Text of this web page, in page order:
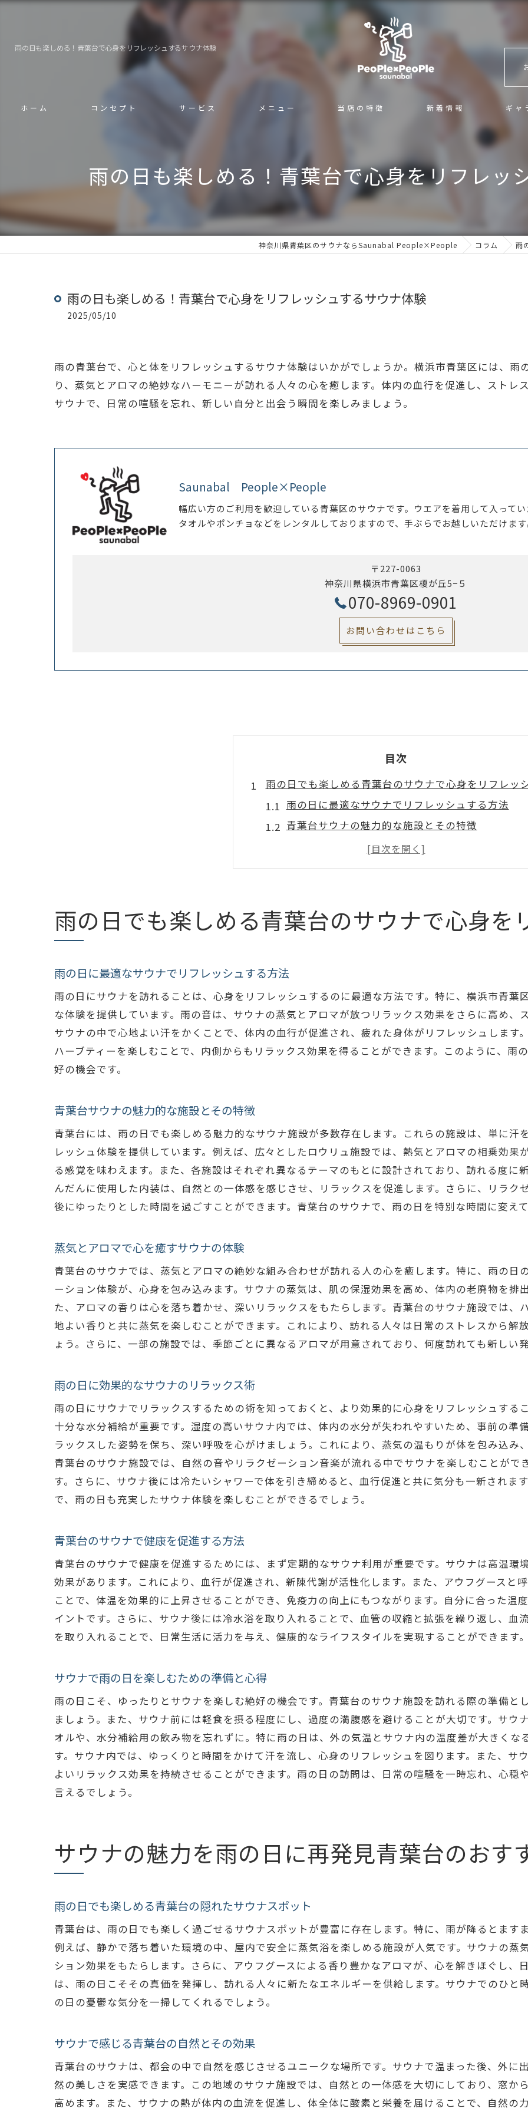
雨の日も楽しめる！青葉台で心身をリフレッシュするサウナ体験
ホーム コンセプト サービス メニュー 当店の特徴
サ活
カフェ＆バー
新着情報 ギャ
雨の日も楽しめる！青葉台で心身をリフレッ
神奈川県青葉区のサウナならSaunabal People×People コラム 雨
雨の日も楽しめる！青葉台で心身をリフレッシュするサウナ体験
2025/05/10
雨の青葉台で、心と体をリフレッシュするサウナ体験はいかがでしょうか。横浜市青葉区には、雨
り、蒸気とアロマの絶妙なハーモニーが訪れる人々の心を癒します。体内の血行を促進し、ストレ
サウナで、日常の喧騒を忘れ、新しい自分と出会う瞬間を楽しみましょう。
Saunabal People×People
幅広い方のご利用を歓迎している青葉区のサウナです。ウエアを着用して入って
タオルやポンチョなどをレンタルしておりますので、手ぶらでお越しいただけま
〒227-0063
神奈川県横浜市青葉区榎が丘5−５
070-8969-0901
お問い合わせはこちら
目次
雨の日でも楽しめる青葉台のサウナで心身をリフレッ
雨の日に最適なサウナでリフレッシュする方法
青葉台サウナの魅力的な施設とその特徴
蒸気とアロマで心を癒すサウナの体験
雨の日に効果的なサウナのリラックス術
サウナで雨の日を楽しむための準備と心得
サウナの魅力を雨の日に再発見青葉台のおすすめスポ
サウナで感じる青葉台の自然とその効果
雨の日に最適な青葉台サウナの選び方
サウナと自然が織り成すリフレッシュの瞬間
落ち着いた雰囲気の中で楽しむサウナの魅力
青葉台で訪れるべきサウナスポットの特徴
雨の青葉台でのサウナ体験を最大限に楽しむ
サウナで得られる驚きの健康効果を探る
青葉台サウナの魅力的なプログラム紹介
忙しい日常から解放されるサウナ体験のすすめ
雨の日に最適なリラクゼーション法としてのサウ
サウナでストレスを解放するためのテクニック
雨の日を楽しむためのサウナによるストレスケア
雨の日のサウナがもたらす癒しの効果
青葉台のサウナで得られる心のリラクゼーション
サウナで体感する青葉台の自然とのつながり
雨の日に心身をリフレッシュするためのサウナ利
青葉台サウナでの癒しのひと時を満喫する
雨の日だからこそ行きたい青葉台のサウナスポット
雨の日にサウナがもたらす心と体の変化
青葉台サウナでの雨の日の過ごし方の提案
サウナで雨の日をリフレッシュするためのヒント
雨の日でも楽しめる青葉台のサウナ選びのポイン
青葉台でのサウナ体験が心に与える影響
雨の日にリフレッシュするためのサウナプラン
サウナでのリラクゼーションを深めるためのアイ
青葉台サウナで心と体を癒す特別な時間
サウナがもたらす内面的な変化とその魅力
雨の日でも楽しめる青葉台のサウナで心身を
雨の日に最適なサウナでリフレッシュする方法
雨の日にサウナを訪れることは、心身をリフレッシュするのに最適な方法です。特に、横浜市青葉
な体験を提供しています。雨の音は、サウナの蒸気とアロマが放つリラックス効果をさらに高め、
サウナの中で心地よい汗をかくことで、体内の血行が促進され、疲れた身体がリフレッシュします
ハーブティーを楽しむことで、内側からもリラックス効果を得ることができます。このように、雨
好の機会です。
青葉台サウナの魅力的な施設とその特徴
青葉台には、雨の日でも楽しめる魅力的なサウナ施設が多数存在します。これらの施設は、単に汗
レッシュ体験を提供しています。例えば、広々としたロウリュ施設では、熱気とアロマの相乗効
る感覚を味わえます。また、各施設はそれぞれ異なるテーマのもとに設計されており、訪れる度に
んだんに使用した内装は、自然との一体感を感じさせ、リラックスを促進します。さらに、リラク
後にゆったりとした時間を過ごすことができます。青葉台のサウナで、雨の日を特別な時間に変え
蒸気とアロマで心を癒すサウナの体験
青葉台のサウナでは、蒸気とアロマの絶妙な組み合わせが訪れる人の心を癒します。特に、雨の日
ーション体験が、心身を包み込みます。サウナの蒸気は、肌の保湿効果を高め、体内の老廃物を排
た、アロマの香りは心を落ち着かせ、深いリラックスをもたらします。青葉台のサウナ施設では、
地よい香りと共に蒸気を楽しむことができます。これにより、訪れる人々は日常のストレスから解
ょう。さらに、一部の施設では、季節ごとに異なるアロマが用意されており、何度訪れても新しい
雨の日に効果的なサウナのリラックス術
雨の日にサウナでリラックスするための術を知っておくと、より効果的に心身をリフレッシュする
十分な水分補給が重要です。湿度の高いサウナ内では、体内の水分が失われやすいため、事前の準
ラックスした姿勢を保ち、深い呼吸を心がけましょう。これにより、蒸気の温もりが体を包み込み
青葉台のサウナ施設では、自然の音やリラクゼーション音楽が流れる中でサウナを楽しむことが
す。さらに、サウナ後には冷たいシャワーで体を引き締めると、血行促進と共に気分も一新されま
で、雨の日も充実したサウナ体験を楽しむことができるでしょう。
青葉台のサウナで健康を促進する方法
青葉台のサウナで健康を促進するためには、まず定期的なサウナ利用が重要です。サウナは高温環
効果があります。これにより、血行が促進され、新陳代謝が活性化します。また、アウフグースと
ことで、体温を効果的に上昇させることができ、免疫力の向上にもつながります。自分に合った温
イントです。さらに、サウナ後には冷水浴を取り入れることで、血管の収縮と拡張を繰り返し、血
を取り入れることで、日常生活に活力を与え、健康的なライフスタイルを実現することができます
サウナで雨の日を楽しむための準備と心得
雨の日こそ、ゆったりとサウナを楽しむ絶好の機会です。青葉台のサウナ施設を訪れる際の準備と
ましょう。また、サウナ前には軽食を摂る程度にし、過度の満腹感を避けることが大切です。サウ
オルや、水分補給用の飲み物を忘れずに。特に雨の日は、外の気温とサウナ内の温度差が大きく
す。サウナ内では、ゆっくりと時間をかけて汗を流し、心身のリフレッシュを図ります。また、サ
よいリラックス効果を持続させることができます。雨の日の訪問は、日常の喧騒を一時忘れ、心
言えるでしょう。
サウナの魅力を雨の日に再発見青葉台のおす
雨の日でも楽しめる青葉台の隠れたサウナスポット
青葉台は、雨の日でも楽しく過ごせるサウナスポットが豊富に存在します。特に、雨が降るとます
例えば、静かで落ち着いた環境の中、屋内で安全に蒸気浴を楽しめる施設が人気です。サウナの蒸
ション効果をもたらします。さらに、アウフグースによる香り豊かなアロマが、心を解きほぐし、
は、雨の日こそその真価を発揮し、訪れる人々に新たなエネルギーを供給します。サウナでのひと
の日の憂鬱な気分を一掃してくれるでしょう。
サウナで感じる青葉台の自然とその効果
青葉台のサウナは、都会の中で自然を感じさせるユニークな場所です。サウナで温まった後、外に
然の美しさを実感できます。この地域のサウナ施設では、自然との一体感を大切にしており、窓か
高めます。また、サウナの熱が体内の血流を促進し、体全体に酸素と栄養を届けることで、自然の